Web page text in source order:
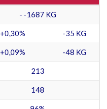
- -1687 KG
+0,30% -35 KG
+0,09% -48 KG
213
148